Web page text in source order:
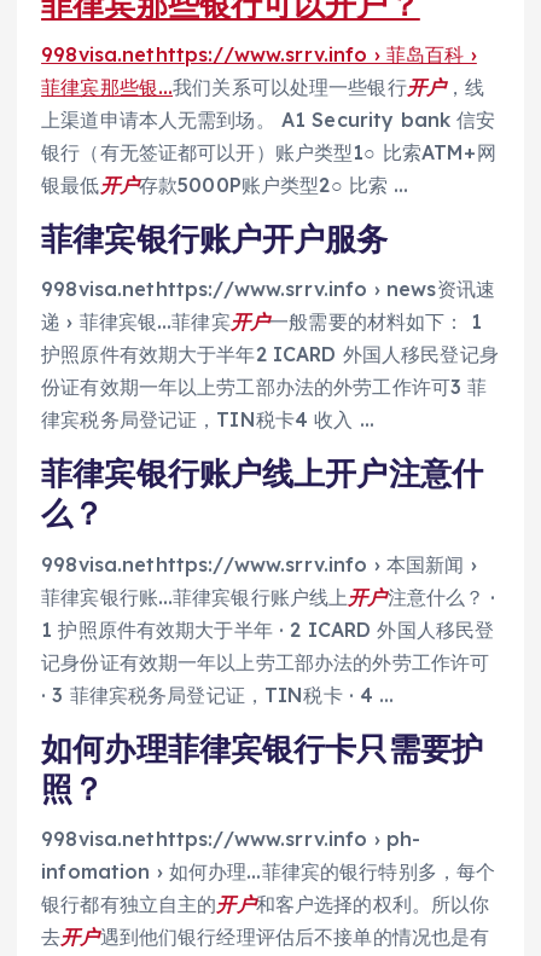
998visa.nethttps://www.srrv.info › 菲岛百科 ›
菲律宾那些银…我们关系可以处理一些银行开户，线
上渠道申请本人无需到场。 A1 Security bank 信安
银行（有无签证都可以开）账户类型1○ 比索ATM+网
银最低开户存款5000P账户类型2○ 比索 …
菲律宾银行账户开户服务
998visa.nethttps://www.srrv.info › news资讯速
递 › 菲律宾银…菲律宾开户一般需要的材料如下： 1
护照原件有效期大于半年2 ICARD 外国人移民登记身
份证有效期一年以上劳工部办法的外劳工作许可3 菲
律宾税务局登记证，TIN税卡4 收入 …
菲律宾银行账户线上开户注意什
么？
998visa.nethttps://www.srrv.info › 本国新闻 ›
菲律宾银行账…菲律宾银行账户线上 开户注意什么？ ·
1 护照原件有效期大于半年 · 2 ICARD 外国人移民登
记身份证有效期一年以上劳工部办法的外劳工作许可
· 3 菲律宾税务局登记证，TIN税卡 · 4 …
如何办理菲律宾银行卡只需要护
照？
998visa.nethttps://www.srrv.info › ph-
infomation › 如何办理…菲律宾的银行特别多，每个
银行都有独立自主的开户和客户选择的权利。所以你
去开户遇到他们银行经理评估后不接单的情况也是有